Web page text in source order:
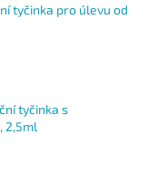
tyčinka pro úlevu od
tyčinka s
2,5ml